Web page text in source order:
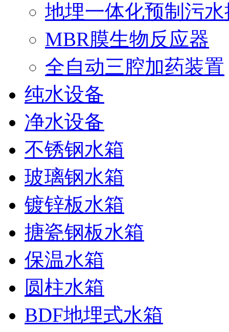
地埋一体化预制污水
MBR膜生物反应器
全自动三腔加药装置
纯水设备
净水设备
不锈钢水箱
玻璃钢水箱
镀锌板水箱
搪瓷钢板水箱
保温水箱
圆柱水箱
BDF地埋式水箱